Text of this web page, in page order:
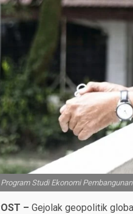
Studi Ekonomi
– Gejolak geopolitik